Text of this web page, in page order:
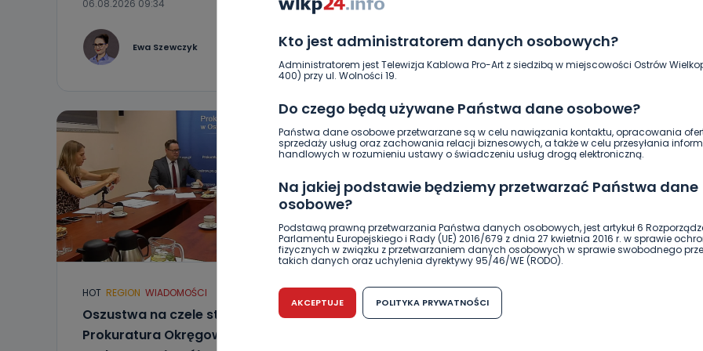
Kto jest administratorem danych osobowych?
Administratorem jest Telewizja Kablowa Pro-Art z siedzibą w miejscowości Ostrów
400) przy ul. Wolności 19.
Do czego będą używane Państwa dane osobowe?
Państwa dane osobowe przetwarzane są w celu nawiązania kontaktu, opracowania
sprzedaży usług oraz zachowania relacji biznesowych, a także w celu przesyłania
handlowych w rozumieniu ustawy o świadczeniu usług drogą elektroniczną.
Na jakiej podstawie będziemy przetwarzać Państwa dane
osobowe?
Podstawą prawną przetwarzania Państwa danych osobowych, jest artykuł 6
Parlamentu Europejskiego i Rady (UE) 2016/679 z dnia 27 kwietnia 2016 r. w sprawie
fizycznych w związku z przetwarzaniem danych osobowych w sprawie swobodnego
takich danych oraz uchylenia dyrektywy 95/46/WE (RODO).
Czy jest możliwość cofnięcia zgody?
Podanie danych osobowych jest dobrowolne, nie jest wymogiem ustawowym lub
AKCEPTUJE POLITYKA PRYWATNOŚCI
06.08.2026 09:34
Ewa Szewczyk 0 Ewa Szewczyk
HOT REGION WIADOMOŚCI
Oszustwa na czele statystyk.
Prokuratura Okręgowa w Ostrowie
WIADOMOŚCI
Będzie więcej syren. Wspólny projekt